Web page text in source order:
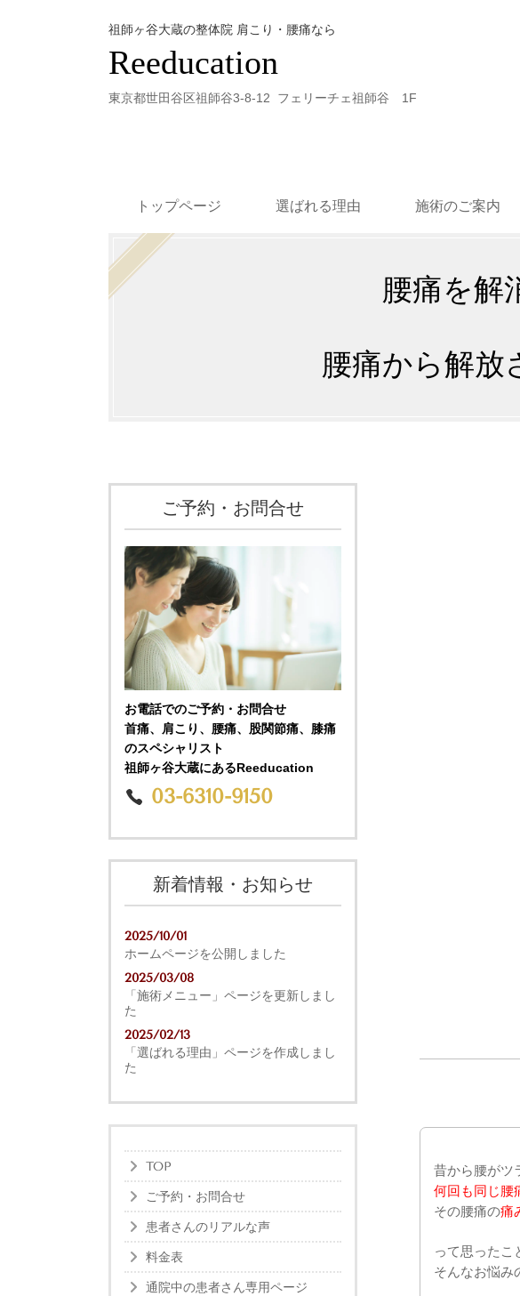
祖師ヶ谷大蔵の整体院 肩こり・腰痛なら
Reeducation
東京都世田谷区祖師谷3-8-12 フェリーチェ祖師谷 1F
トップページ 選ばれる理由 施術のご案内
腰痛を解
腰痛から解放
昔から腰がツ
何回も同じ腰
その腰痛の痛
って思ったこ
そんなお悩み
ご予約・お問合せ
お電話でのご予約・お問合せ
首痛、肩こり、腰痛、股関節痛、膝痛
のスペシャリスト
祖師ヶ谷大蔵にあるReeducation
03-6310-9150
新着情報・お知らせ
2025/10/01
ホームページを公開しました
2025/03/08
「施術メニュー」ページを更新しまし
た
2025/02/13
「選ばれる理由」ページを作成しまし
た
TOP
ご予約・お問合せ
患者さんのリアルな声
料金表
通院中の患者さん専用ページ